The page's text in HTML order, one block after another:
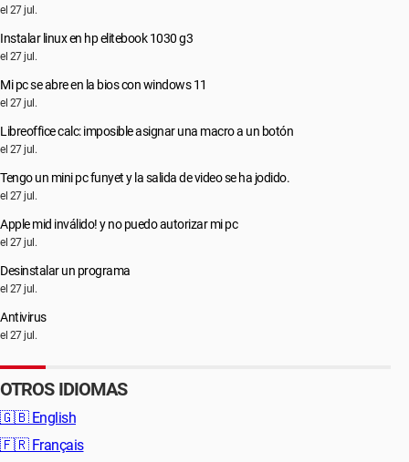
el 27 jul.
Instalar linux en hp elitebook 1030 g3
el 27 jul.
Mi pc se abre en la bios con windows 11
el 27 jul.
Libreoffice calc: imposible asignar una macro a un botón
el 27 jul.
Tengo un mini pc funyet y la salida de video se ha jodido.
el 27 jul.
Apple mid inválido! y no puedo autorizar mi pc
el 27 jul.
Desinstalar un programa
el 27 jul.
Antivirus
el 27 jul.
OTROS IDIOMAS
🇬🇧 English
🇫🇷 Français